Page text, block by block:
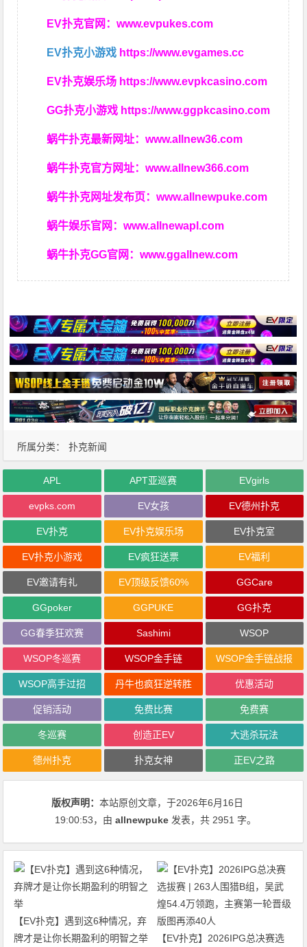
EV扑克官网：www.evpukes.com
EV扑克小游戏 https://www.evgames.cc
EV扑克娱乐场 https://www.evpkcasino.com
GG扑克小游戏 https://www.ggpkcasino.com
蜗牛扑克最新网址：www.allnew36.com
蜗牛扑克官方网址：www.allnew366.com
蜗牛扑克网址发布页：www.allnewpuke.com
蜗牛娱乐官网：www.allnewapl.com
蜗牛扑克GG官网：www.ggallnew.com
所属分类： 扑克新闻
APL APT亚巡赛 EVgirls
evpks.com EV女孩 EV德州扑克
EV扑克 EV扑克娱乐场 EV扑克室
EV扑克小游戏 EV疯狂送票 EV福利
EV邀请有礼 EV顶级反馈60% GGCare
GGpoker GGPUKE GG扑克
GG春季狂欢赛 Sashimi WSOP
WSOP冬巡赛 WSOP金手链 WSOP金手链战报
WSOP高手过招 丹牛也疯狂逆转胜 优惠活动
促销活动 免费比赛 免费赛
冬巡赛 创造正EV 大逃杀玩法
德州扑克 扑克女神 正EV之路
版权声明：本站原创文章，于2026年6月16日
19:00:53，由allnewpuke 发表，共 2951 字。
【EV扑克】遇到这6种情况，弃
牌才是让你长期盈利的明智之举
【EV扑克】2026IPG总决赛选